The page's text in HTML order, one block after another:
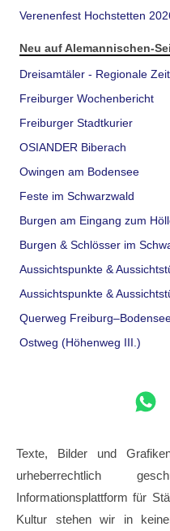
Verenenfest Hochstetten
Neu auf Alemannischen-
Dreisamtäler - Regionale
Freiburger Wochenbericht
Freiburger Stadtkurier
OSIANDER Biberach
Owingen am Bodensee
Feste im Schwarzwald
Burgen am Eingang zum
Burgen & Schlösser im
Aussichtspunkte &
Aussichtspunkte &
Querweg
Ostweg (Höhenweg III.)
Texte, Bilder und
urheberrechtlich
Informationsplattform für
Kultur stehen wir in